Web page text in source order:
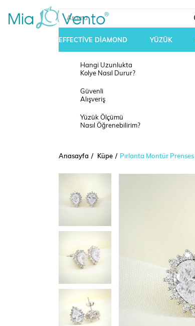
EFFECTİVE DİAMOND YÜZÜK
Hangi Uzunlukta
Kolye Nasıl Durur?
Güvenli
Alışveriş
Yüzük Ölçümü
Nasıl Öğrenebilirim?
Anasayfa Küpe Pırlanta Montür Prenses